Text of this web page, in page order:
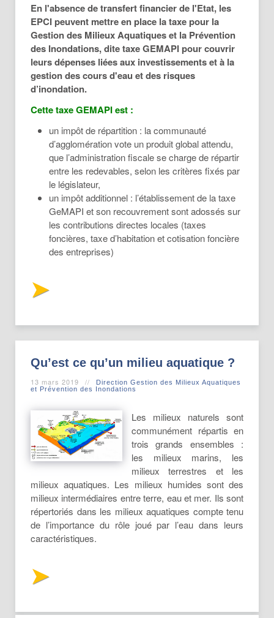
En l'absence de transfert financier de l'Etat, les
EPCI peuvent mettre en place la taxe pour la
Gestion des Milieux Aquatiques et la Prévention
des Inondations, dite taxe GEMAPI pour couvrir
leurs dépenses liées aux investissements et à la
gestion des cours d'eau et des risques
d’inondation.
Cette taxe GEMAPI est :
un impôt de répartition : la communauté
d’agglomération vote un produit global attendu,
que l’administration fiscale se charge de répartir
entre les redevables, selon les critères fixés par
le législateur,
un impôt additionnel : l’établissement de la taxe
GeMAPI et son recouvrement sont adossés sur
les contributions directes locales (taxes
foncières, taxe d’habitation et cotisation foncière
des entreprises)
Qu’est ce qu’un milieu aquatique ?
13 mars 2019
Direction Gestion des Milieux Aquatiques
et Prévention des Inondations
Les milieux naturels sont
communément répartis en
trois grands ensembles :
les milieux marins, les
milieux terrestres et les
milieux aquatiques. Les milieux humides sont des
milieux intermédiaires entre terre, eau et mer. Ils sont
répertoriés dans les milieux aquatiques compte tenu
de l’importance du rôle joué par l’eau dans leurs
caractéristiques.